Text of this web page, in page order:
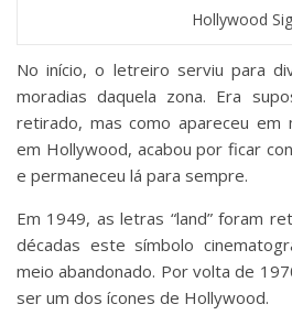
Hollywood
No início, o letreiro serviu para
moradias daquela zona. Era
retirado, mas como apareceu em
em Hollywood, acabou por ficar
e permaneceu lá para sempre.
Em 1949, as letras “land” foram
décadas este símbolo
meio abandonado. Por volta de
ser um dos ícones de Hollywood.